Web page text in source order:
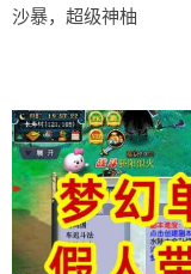
沙暴，超级神柚